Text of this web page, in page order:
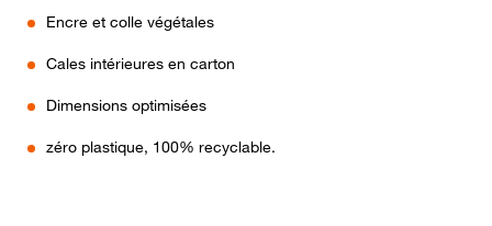
Encre et colle végétales
Cales intérieures en carton
Dimensions optimisées
zéro plastique, 100% recyclable.